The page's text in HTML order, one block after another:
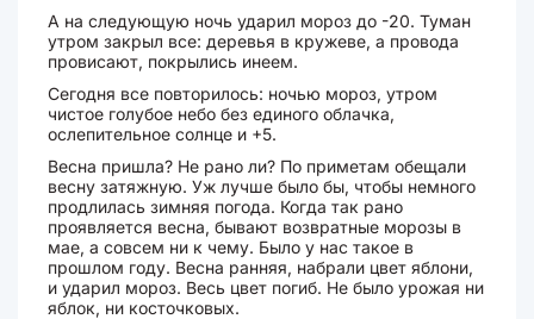
А на следующую ночь ударил мороз до -20. Туман
утром закрыл все: деревья в кружеве, а провода
провисают, покрылись инеем.
Сегодня все повторилось: ночью мороз, утром
чистое голубое небо без единого облачка,
ослепительное солнце и +5.
Весна пришла? Не рано ли? По приметам обещали
весну затяжную. Уж лучше было бы, чтобы немного
продлилась зимняя погода. Когда так рано
проявляется весна, бывают возвратные морозы в
мае, а совсем ни к чему. Было у нас такое в
прошлом году. Весна ранняя, набрали цвет яблони,
и ударил мороз. Весь цвет погиб. Не было урожая ни
яблок, ни косточковых.